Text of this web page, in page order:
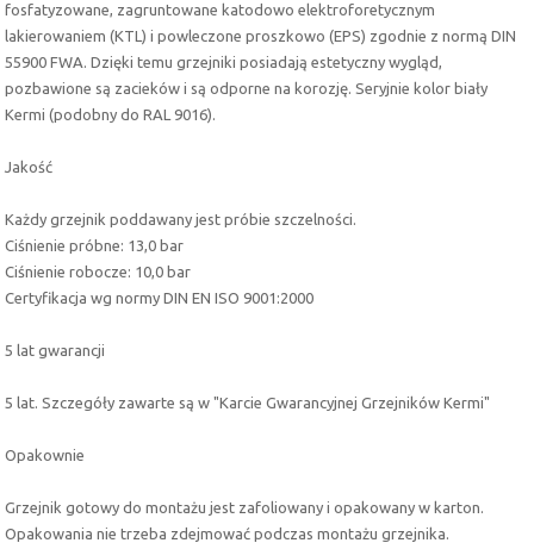
fosfatyzowane, zagruntowane katodowo elektroforetycznym
lakierowaniem (KTL) i powleczone proszkowo (EPS) zgodnie z normą DIN
55900 FWA. Dzięki temu grzejniki posiadają estetyczny wygląd,
pozbawione są zacieków i są odporne na korozję. Seryjnie kolor biały
Kermi (podobny do RAL 9016).
Jakość
Każdy grzejnik poddawany jest próbie szczelności.
Ciśnienie próbne: 13,0 bar
Ciśnienie robocze: 10,0 bar
Certyfikacja wg normy DIN EN ISO 9001:2000
5 lat gwarancji
5 lat. Szczegóły zawarte są w "Karcie Gwarancyjnej Grzejników Kermi"
Opakownie
Grzejnik gotowy do montażu jest zafoliowany i opakowany w karton.
Opakowania nie trzeba zdejmować podczas montażu grzejnika.